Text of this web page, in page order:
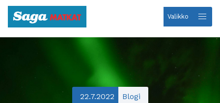
Etusivulle
Valikko
22.7.2022 Blogi